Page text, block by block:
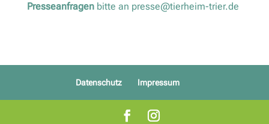
Presseanfragen bitte an presse@tierheim-trier.de
Datenschutz Impressum